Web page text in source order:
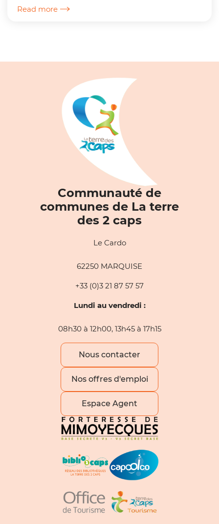
Read more
Communauté de
communes de La terre
des 2 caps
Le Cardo
62250 MARQUISE
+33 (0)3 21 87 57 57
Lundi au vendredi :
08h30 à 12h00, 13h45 à 17h15
Nous contacter
Nos offres d'emploi
Espace Agent